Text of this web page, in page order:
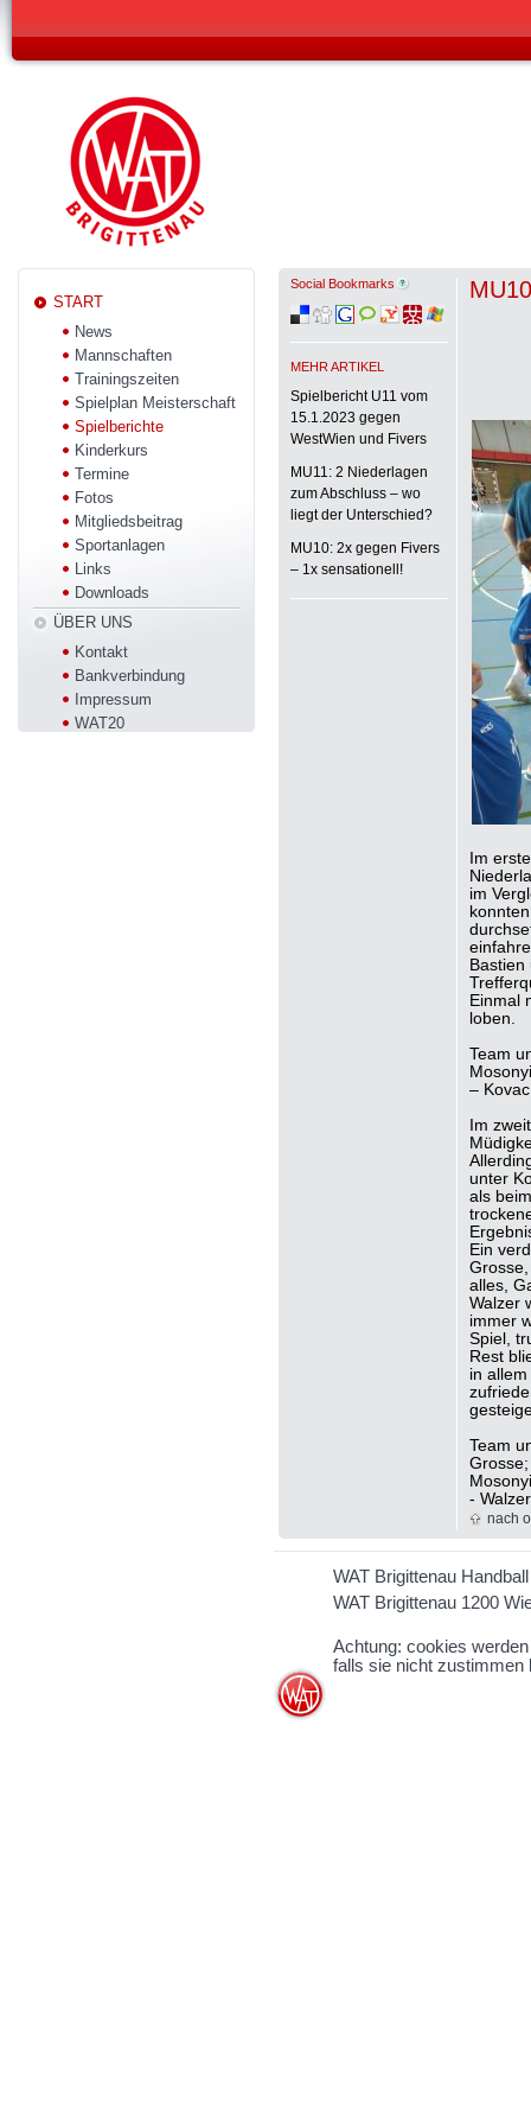
Im
im
Einmal
loben.
Team
–
Im
unter
als
Ein
alles,
Walzer
immer
Spiel,
Rest
in
Team
-
nach
Social Bookmarks
MEHR ARTIKEL
Spielbericht U11 vom
15.1.2023 gegen
WestWien und Fivers
MU11: 2 Niederlagen
zum Abschluss – wo
liegt der Unterschied?
MU10: 2x gegen Fivers
– 1x sensationell!
START
News
Mannschaften
Trainingszeiten
Spielplan Meisterschaft
Spielberichte
Kinderkurs
Termine
Fotos
Mitgliedsbeitrag
Sportanlagen
Links
Downloads
ÜBER UNS
Kontakt
Bankverbindung
Impressum
WAT20
WAT Brigittenau Handball
WAT Brigittenau 1200
Achtung: cookies
falls sie nicht zustimmen